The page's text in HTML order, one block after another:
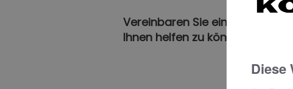
Vereinbaren Sie einfach einen
Ihnen helfen zu können!
Diese